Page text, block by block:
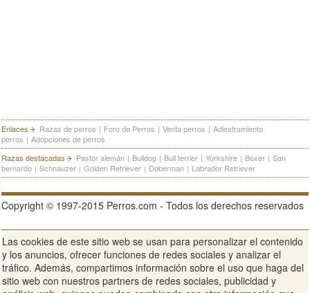
Enlaces Razas de perros | Foro de Perros | Venta perros | Adiestramiento
perros | Adopciones de perros
Razas destacadas
Pastor alemán | Bulldog | Bull terrier | Yorkshire | Boxer | San
bernardo | Schnauzer | Golden Retriever | Doberman | Labrador Retriever
Copyright © 1997-2015 Perros.com - Todos los derechos reservados
Publicidad en Perros.com | Contacte | Aviso Legal Política de
privacidad | Condiciones de uso
Ver sitio web completo
Las cookies de este sitio web se usan para personalizar el contenido
y los anuncios, ofrecer funciones de redes sociales y analizar el
tráfico. Además, compartimos información sobre el uso que haga del
sitio web con nuestros partners de redes sociales, publicidad y